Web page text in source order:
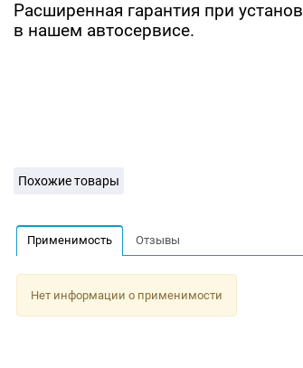
Расширенная гарантия при
в нашем автосервисе.
Похожие товары
Применимость Отзывы
Нет информации о применимости